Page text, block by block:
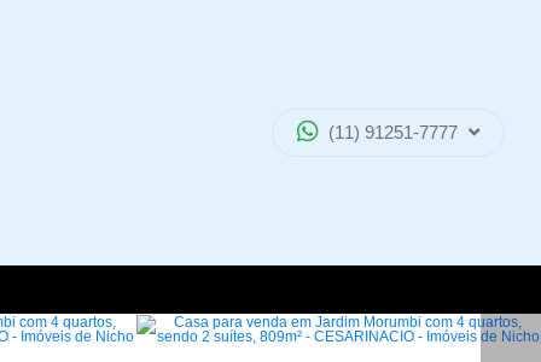
(11) 91251-7777